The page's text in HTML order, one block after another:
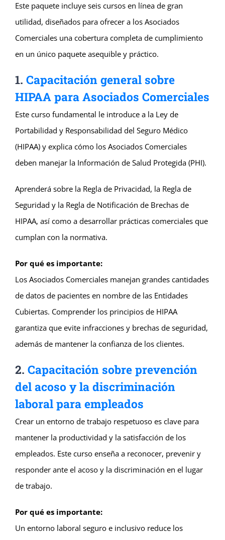
Este paquete incluye seis cursos en línea de gran
utilidad, diseñados para ofrecer a los Asociados
Comerciales una cobertura completa de cumplimiento
en un único paquete asequible y práctico.
1. Capacitación general sobre
HIPAA para Asociados Comerciales
Este curso fundamental le introduce a la Ley de
Portabilidad y Responsabilidad del Seguro Médico
(HIPAA) y explica cómo los Asociados Comerciales
deben manejar la Información de Salud Protegida (PHI).
Aprenderá sobre la Regla de Privacidad, la Regla de
Seguridad y la Regla de Notificación de Brechas de
HIPAA, así como a desarrollar prácticas comerciales que
cumplan con la normativa.
Por qué es importante:
Los Asociados Comerciales manejan grandes cantidades
de datos de pacientes en nombre de las Entidades
Cubiertas. Comprender los principios de HIPAA
garantiza que evite infracciones y brechas de seguridad,
además de mantener la confianza de los clientes.
2. Capacitación sobre prevención
del acoso y la discriminación
laboral para empleados
Crear un entorno de trabajo respetuoso es clave para
mantener la productividad y la satisfacción de los
empleados. Este curso enseña a reconocer, prevenir y
responder ante el acoso y la discriminación en el lugar
de trabajo.
Por qué es importante:
Un entorno laboral seguro e inclusivo reduce los